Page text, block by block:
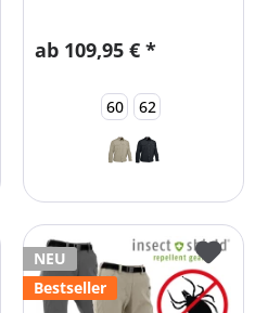
ab 109,95 € *
60 62
NEU
Bestseller